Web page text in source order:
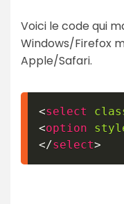
Voici le code qui
Windows/Firefox
Apple/Safari.
<select
<option
</select>